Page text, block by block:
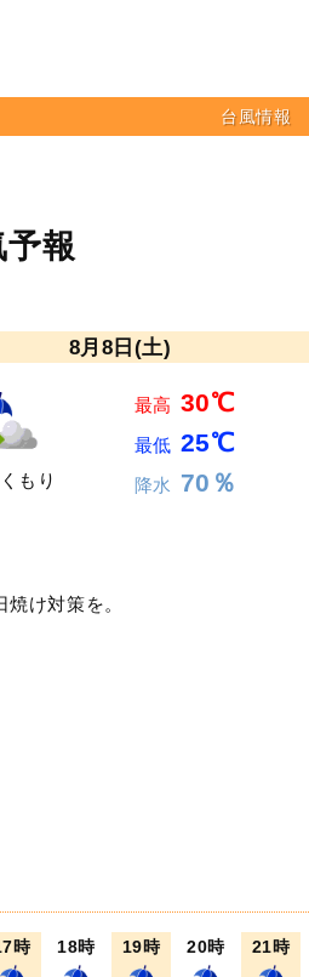
台風情報
報
8月8日(土)
もり
最高 30℃
最低 25℃
降水 70％
け対策を。
時 18時 19時 20時 21時